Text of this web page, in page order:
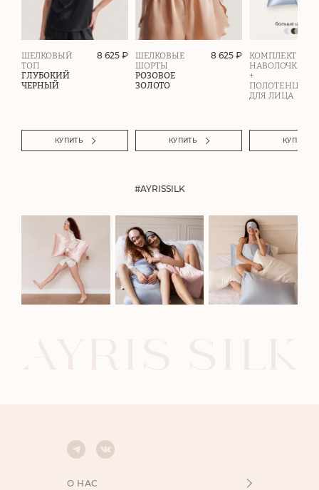
ШЕЛКОВЫЙ
ТОП
ГЛУБОКИЙ
ЧЕРНЫЙ
8 625 ₽
КУПИТЬ
ШЕЛКОВЫЕ
ШОРТЫ
РОЗОВОЕ
ЗОЛОТО
8 625 ₽
КУПИТЬ
КОМПЛЕКТ
НАВОЛОЧКА
+
ПОЛОТЕНЦЕ
ДЛЯ ЛИЦА
КУПИТЬ
#AYRISSILK
О НАС